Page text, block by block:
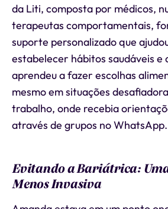
da Liti, composta por médicos,
terapeutas comportamentais,
suporte personalizado que
estabelecer hábitos saudáveis e
aprendeu a fazer escolhas
mesmo em situações
trabalho, onde recebia
através de grupos no WhatsApp.
Evitando a Bariátrica:
Menos Invasiva